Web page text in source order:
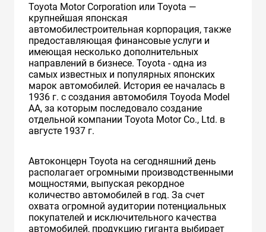
Toyota Motor Corporation или Toyota —
крупнейшая японская
автомобилестроительная корпорация, также
предоставляющая финансовые услуги и
имеющая несколько дополнительных
направлений в бизнесе. Toyota - одна из
самых известных и популярных японских
марок автомобилей. История ее началась в
1936 г. с создания автомобиля Toyoda Model
AA, за которым последовало создание
отдельной компании Toyota Motor Co., Ltd. в
августе 1937 г.
Автоконцерн Toyota на сегодняшний день
располагает огромными производственными
мощностями, выпуская рекордное
количество автомобилей в год. За счет
охвата огромной аудитории потенциальных
покупателей и исключительного качества
автомобилей, продукцию гиганта выбирает